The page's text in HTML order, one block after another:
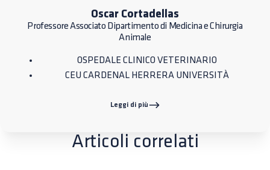
Oscar Cortadellas
Professore Associato Dipartimento di Medicina e Chirurgia
Animale
OSPEDALE CLINICO VETERINARIO
CEU CARDENAL HERRERA UNIVERSITÀ
Leggi di più
Articoli correlati